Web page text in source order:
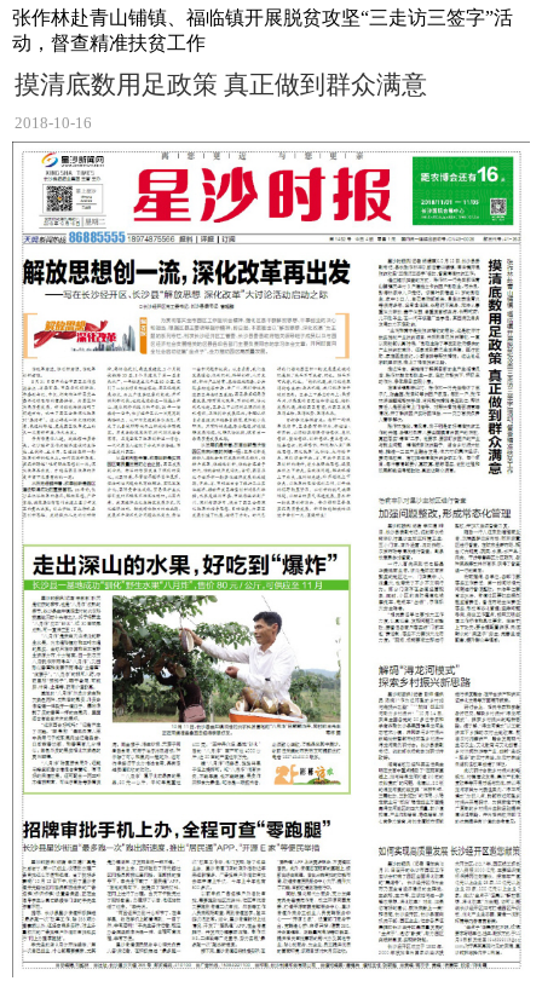
张作林赴青山铺镇、福临镇开展脱贫攻坚“三走访三签字”活
动，督查精准扶贫工作
摸清底数用足政策 真正做到群众满意
2018-10-16